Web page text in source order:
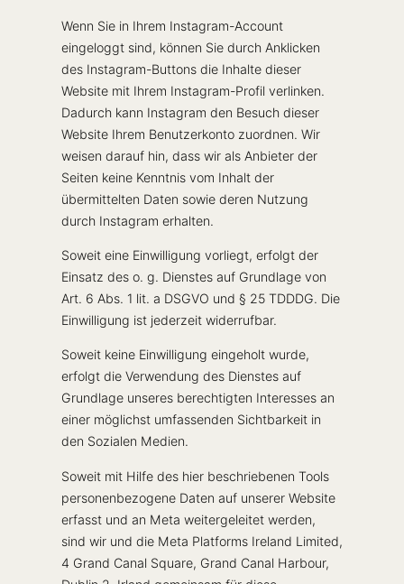
Wenn Sie in Ihrem Instagram-Account
eingeloggt sind, können Sie durch Anklicken
des Instagram-Buttons die Inhalte dieser
Website mit Ihrem Instagram-Profil verlinken.
Dadurch kann Instagram den Besuch dieser
Website Ihrem Benutzerkonto zuordnen. Wir
weisen darauf hin, dass wir als Anbieter der
Seiten keine Kenntnis vom Inhalt der
übermittelten Daten sowie deren Nutzung
durch Instagram erhalten.
Soweit eine Einwilligung vorliegt, erfolgt der
Einsatz des o. g. Dienstes auf Grundlage von
Art. 6 Abs. 1 lit. a DSGVO und § 25 TDDDG. Die
Einwilligung ist jederzeit widerrufbar.
Soweit keine Einwilligung eingeholt wurde,
erfolgt die Verwendung des Dienstes auf
Grundlage unseres berechtigten Interesses an
einer möglichst umfassenden Sichtbarkeit in
den Sozialen Medien.
Soweit mit Hilfe des hier beschriebenen Tools
personenbezogene Daten auf unserer Website
erfasst und an Meta weitergeleitet werden,
sind wir und die Meta Platforms Ireland Limited,
4 Grand Canal Square, Grand Canal Harbour,